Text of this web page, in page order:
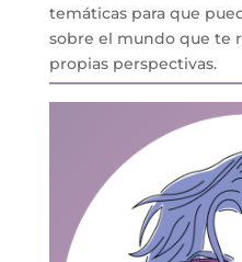
temáticas para que
sobre el mundo que te
propias perspectivas.